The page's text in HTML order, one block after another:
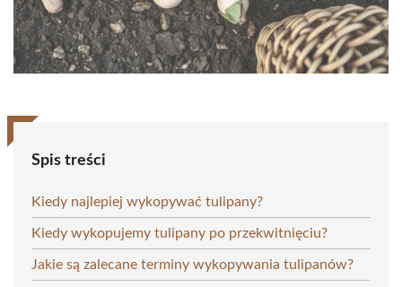
Spis treści
Kiedy najlepiej wykopywać tulipany?
Kiedy wykopujemy tulipany po przekwitnięciu?
Jakie są zalecane terminy wykopywania tulipanów?